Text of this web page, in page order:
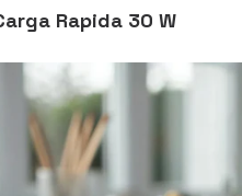
Rapida 30 W